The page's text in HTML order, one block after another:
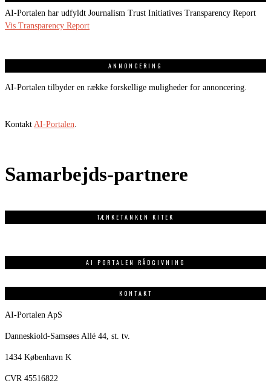
AI-Portalen har udfyldt Journalism Trust Initiatives Transparency Report
Vis Transparency Report
ANNONCERING
AI-Portalen tilbyder en række forskellige muligheder for annoncering.
Kontakt AI-Portalen
Samarbejds-partnere
TÆNKETANKEN KITEK
AI PORTALEN RÅDGIVNING
KONTAKT
AI-Portalen ApS
Danneskiold-Samsøes Allé 44, st. tv.
1434 København K
CVR 45516822